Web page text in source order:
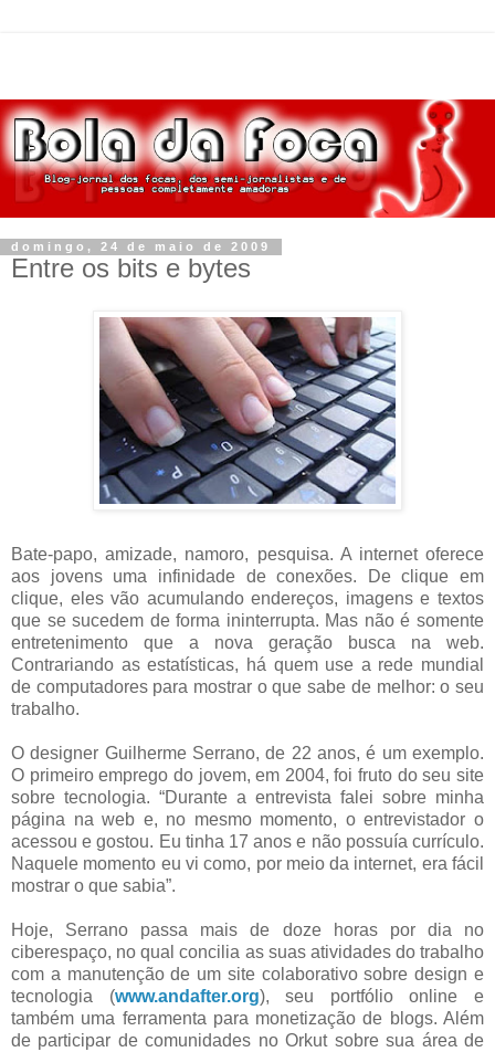
domingo, 24 de maio de 2009
Entre os bits e bytes
Bate-papo, amizade, namoro, pesquisa. A internet oferece
aos jovens uma infinidade de conexões. De clique em
clique, eles vão acumulando endereços, imagens e textos
que se sucedem de forma ininterrupta. Mas não é somente
entretenimento que a nova geração busca na web.
Contrariando as estatísticas, há quem use a rede mundial
de computadores para mostrar o que sabe de melhor: o seu
trabalho.
O designer Guilherme Serrano, de 22 anos, é um exemplo.
O primeiro emprego do jovem, em 2004, foi fruto do seu site
sobre tecnologia. “Durante a entrevista falei sobre minha
página na web e, no mesmo momento, o entrevistador o
acessou e gostou. Eu tinha 17 anos e não possuía currículo.
Naquele momento eu vi como, por meio da internet, era fácil
mostrar o que sabia”.
Hoje, Serrano passa mais de doze horas por dia no
ciberespaço, no qual concilia as suas atividades do trabalho
com a manutenção de um site colaborativo sobre design e
tecnologia (www.andafter.org), seu portfólio online e
também uma ferramenta para monetização de blogs. Além
de participar de comunidades no Orkut sobre sua área de